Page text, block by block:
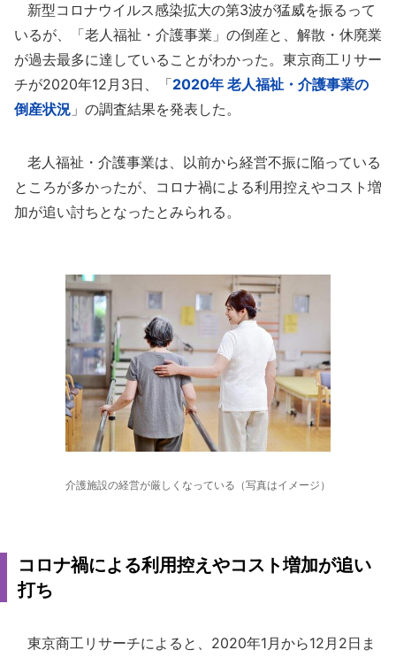
新型コロナウイルス感染拡大の第3波が猛威を振るって
いるが、「老人福祉・介護事業」の倒産と、解散・休廃業
が過去最多に達していることがわかった。東京商工リサー
チが2020年12月3日、「2020年 老人福祉・介護事業の
倒産状況 」の調査結果を発表した。
老人福祉・介護事業は、以前から経営不振に陥っている
ところが多かったが、コロナ禍による利用控えやコスト増
加が追い討ちとなったとみられる。
介護施設の経営が厳しくなっている（写真はイメージ）
コロナ禍による利用控えやコスト増加が追い
打ち
東京商工リサーチによると、2020年1月から12月2日ま